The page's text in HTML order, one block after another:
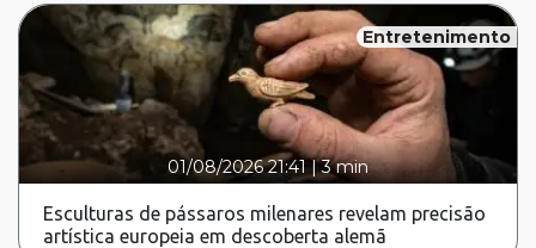
Entretenimento
01/08/2026 21:41 |3 min
Esculturas de pássaros milenares revelam precisão
artística europeia em descoberta alemã